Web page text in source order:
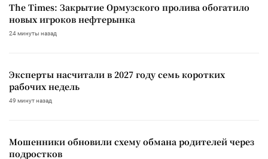
The Times: Закрытие Ормузского пролива обогатило
новых игроков нефтерынка
24 минуты назад
Эксперты насчитали в 2027 году семь коротких
рабочих недель
49 минут назад
Мошенники обновили схему обмана родителей через
подростков